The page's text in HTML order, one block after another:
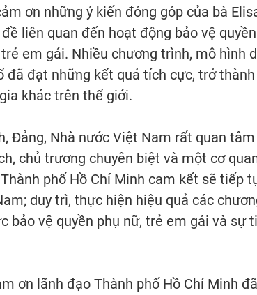
ơn những ý kiến đóng góp của bà
liên quan đến hoạt động bảo vệ
em gái. Nhiều chương trình, mô hình
đã đạt những kết quả tích cực, trở
khác trên thế giới.
Đảng, Nhà nước Việt Nam rất quan
chủ trương chuyên biệt và một cơ
phố Hồ Chí Minh cam kết sẽ tiếp
duy trì, thực hiện hiệu quả các
bảo vệ quyền phụ nữ, trẻ em gái và sự
ơn lãnh đạo Thành phố Hồ Chí Minh